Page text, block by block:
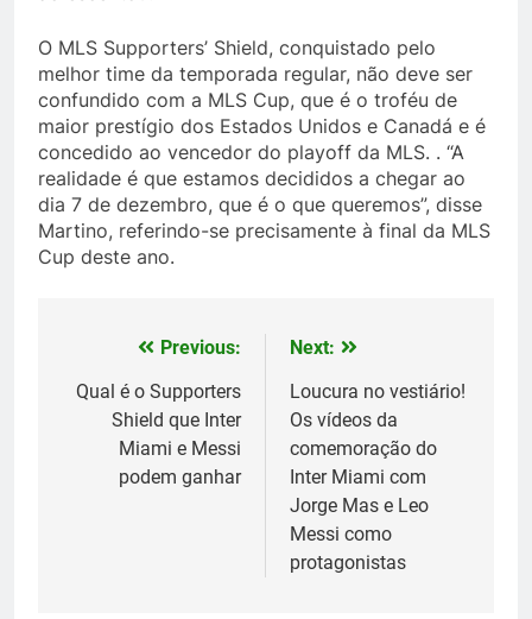
O MLS Supporters’ Shield, conquistado pelo
melhor time da temporada regular, não deve ser
confundido com a MLS Cup, que é o troféu de
maior prestígio dos Estados Unidos e Canadá e é
concedido ao vencedor do playoff da MLS. . “A
realidade é que estamos decididos a chegar ao
dia 7 de dezembro, que é o que queremos”, disse
Martino, referindo-se precisamente à final da MLS
Cup deste ano.
navigation
Previous:
Qual é o Supporters
Shield que Inter
Miami e Messi
podem ganhar
Next:
Loucura no vestiário!
Os vídeos da
comemoração do
Inter Miami com
Jorge Mas e Leo
Messi como
protagonistas